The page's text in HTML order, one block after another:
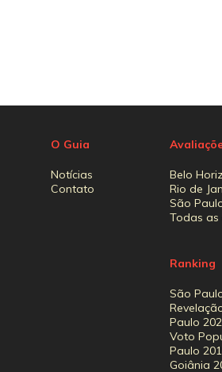
O Guia
Notícias
Contato
Belo
Rio de
São
Todas as
Ranking
São
Paulo
Voto
Paulo
Goiânia